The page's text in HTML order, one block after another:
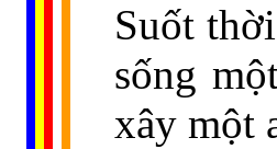
Suốt
sống
xây một